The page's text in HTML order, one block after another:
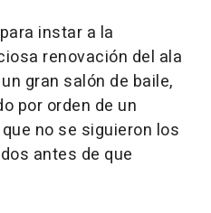
instar a la
renovación del ala
gran salón de baile,
por orden de un
no se siguieron los
antes de que